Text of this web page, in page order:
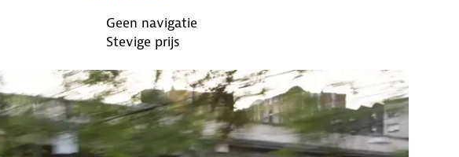
Geen navigatie
Stevige prijs